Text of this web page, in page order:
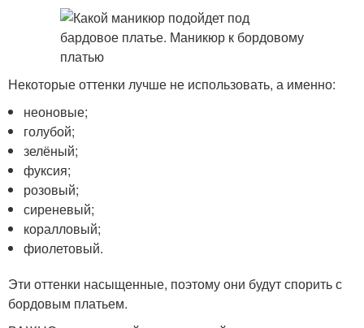
Некоторые оттенки лучше не использовать, а именно:
неоновые;
голубой;
зелёный;
фуксия;
розовый;
сиреневый;
коралловый;
фиолетовый.
Эти оттенки насыщенные, поэтому они будут спорить с
бордовым платьем.